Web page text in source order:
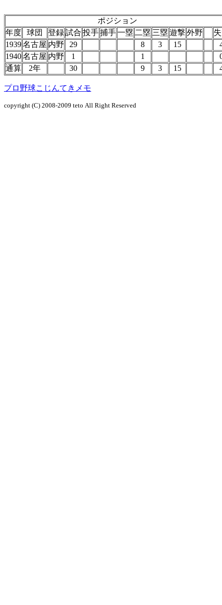
ポジション
年度
球団 登録試合 投手捕手一塁 二塁 三塁 遊撃外野
1939名古屋 内野 29 8 3 15
1940名古屋 内野 1 1
通算
2年 30 9 3 15
プロ野球こじんてきメモ
copyright (C) 2008-2009 teto All Right Reserved